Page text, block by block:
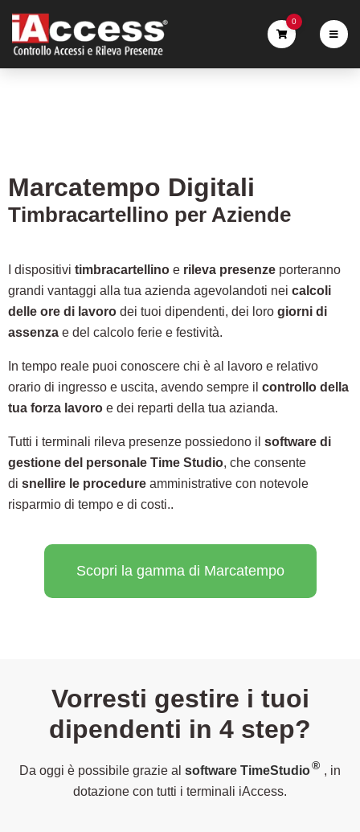
0
Marcatempo Digitali
Timbracartellino per Aziende
I dispositivi timbracartellino e rileva presenze porteranno
grandi vantaggi alla tua azienda agevolandoti nei calcoli
delle ore di lavoro dei tuoi dipendenti, dei loro giorni di
assenza e del calcolo ferie e festività.
In tempo reale puoi conoscere chi è al lavoro e relativo
orario di ingresso e uscita, avendo sempre il controllo della
tua forza lavoro e dei reparti della tua azianda.
Tutti i terminali rileva presenze possiedono il software di
gestione del personale Time Studio, che consente
di snellire le procedure amministrative con notevole
risparmio di tempo e di costi..
Scopri la gamma di Marcatempo
Vorresti gestire i tuoi
dipendenti in 4 step?
Da oggi è possibile grazie al software TimeStudio® , in
dotazione con tutti i terminali iAccess.